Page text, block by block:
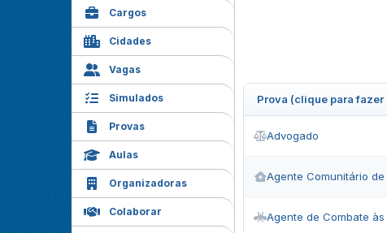
Cargos
Cidades
Vagas
Simulados
Provas
Aulas
Organizadoras
Colaborar
Prova (clique para
Advogado
Agente Comunitário de
Agente de Combate às